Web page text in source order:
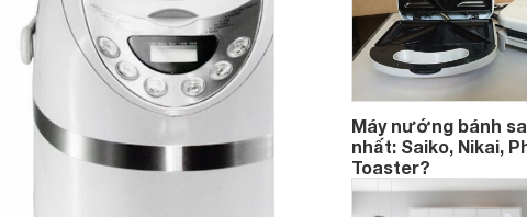
Máy nướng bánh
nhất: Saiko, Nikai,
Toaster?